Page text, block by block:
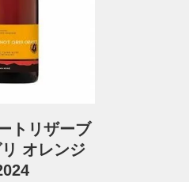
トリザーブ
オレンジ